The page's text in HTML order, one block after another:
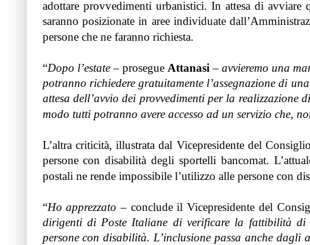
adottare provvedimenti urbanistici. In attesa di avviare
saranno posizionate in aree individuate
persone che ne faranno richiesta.
“Dopo l’estate– prosegue Attanasi– avvieremo una
potranno richiedere gratuitamente l’assegnazione di
attesa dell’avvio dei provvedimenti per la
modo tutti potranno avere accesso ad un servizio che,
L’altra criticità, illustrata dal Vicepresidente del
persone con disabilità degli sportelli bancomat.
postali ne rende impossibile l’utilizzo alle persone con
“Ho apprezzato – conclude il Vicepresidente del
dirigenti di Poste Italiane di verificare la fattibilità di
persone con disabilità. L’inclusione passa anche